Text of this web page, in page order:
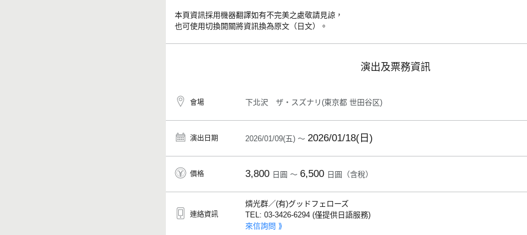
本頁資訊採用機器翻譯如有不完美之處敬請見諒，
也可使用切換開關將資訊換為原文（日文）。
演出及票務資訊
會場 下北沢 ザ・スズナリ(東京都 世田谷区)
演出日期 2026/01/09(五) ～ 2026/01/18(日)
價格 3,800 日圓 ～ 6,500 日圓（含稅）
連絡資訊
燐光群／(有)グッドフェローズ
TEL: 03-3426-6294 (僅提供日語服務)
來信詢問 ⟫